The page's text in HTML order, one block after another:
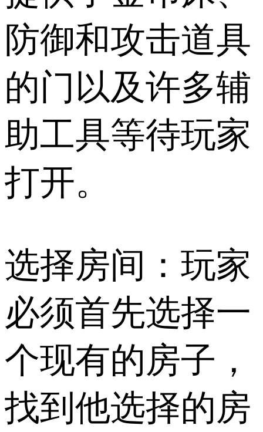
防御和攻击道具
的门以及许多辅
助工具等待玩家
打开。
选择房间：玩家
必须首先选择一
个现有的房子，
找到他选择的房